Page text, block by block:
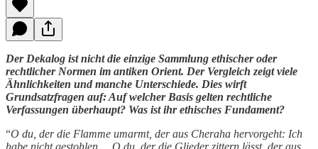
Der Dekalog ist nicht die einzige Sammlung ethischer oder
rechtlicher Normen im antiken Orient. Der Vergleich zeigt viele
Ähnlichkeiten und manche Unterschiede. Dies wirft
Grundsatzfragen auf: Auf welcher Basis gelten rechtliche
Verfassungen überhaupt? Was ist ihr ethisches Fundament?
“O du, der die Flamme umarmt, der aus Cheraha hervorgeht: Ich
habe nicht gestohlen ... O du, der die Glieder zittern lässt, der aus